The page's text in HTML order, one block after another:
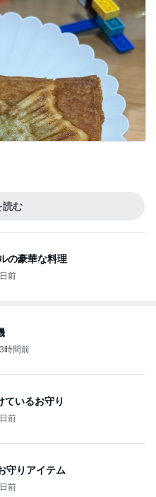
読む
の豪華な料理
前
時間前
ているお守り
前
守りアイテム
前